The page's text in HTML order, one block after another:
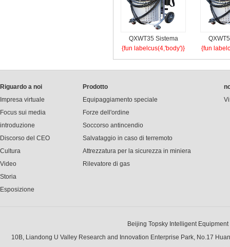
QXWT35 Sistema
water mist (carrello)
{fun labelcus(4,'body')}
water
{fun
Riguardo a noi
Impresa virtuale
Focus sui media
introduzione
Discorso del CEO
Cultura
Video
Storia
Esposizione
Prodotto
Equipaggiamento speciale
Forze dell'ordine
Soccorso antincendio
Salvataggio in caso di terremoto
Attrezzatura per la sicurezza in miniera
Rilevatore di gas
Beijing Topsky Intelligent
10B, Liandong U Valley Research and Innovation Enterprise Park, No.17